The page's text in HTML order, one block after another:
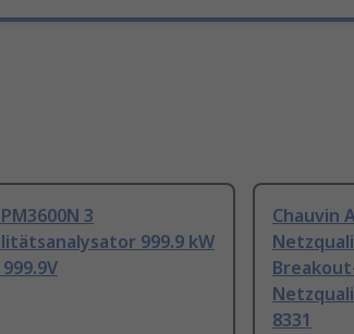
3
999.9 kW
Chauvin
8331